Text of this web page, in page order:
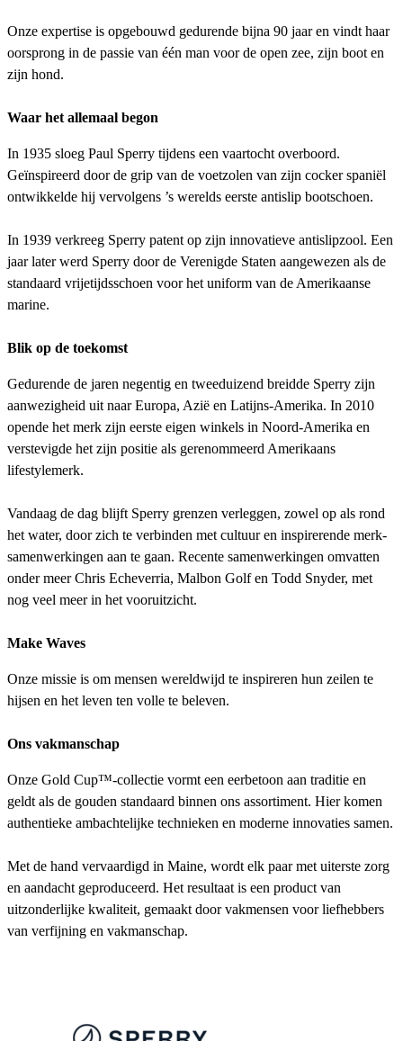
Onze expertise is opgebouwd gedurende bijna 90 jaar en vindt haar
oorsprong in de passie van één man voor de open zee, zijn boot en
zijn hond.
Waar het allemaal begon
In 1935 sloeg Paul Sperry tijdens een vaartocht overboord.
Geïnspireerd door de grip van de voetzolen van zijn cocker spaniël
ontwikkelde hij vervolgens ’s werelds eerste antislip bootschoen.
In 1939 verkreeg Sperry patent op zijn innovatieve antislipzool. Een
jaar later werd Sperry door de Verenigde Staten aangewezen als de
standaard vrijetijdsschoen voor het uniform van de Amerikaanse
marine.
Blik op de toekomst
Gedurende de jaren negentig en tweeduizend breidde Sperry zijn
aanwezigheid uit naar Europa, Azië en Latijns-Amerika. In 2010
opende het merk zijn eerste eigen winkels in Noord-Amerika en
verstevigde het zijn positie als gerenommeerd Amerikaans
lifestylemerk.
Vandaag de dag blijft Sperry grenzen verleggen, zowel op als rond
het water, door zich te verbinden met cultuur en inspirerende merk­
samenwerkingen aan te gaan. Recente samenwerkingen omvatten
onder meer Chris Echeverria, Malbon Golf en Todd Snyder, met
nog veel meer in het vooruitzicht.
Make Waves
Onze missie is om mensen wereldwijd te inspireren hun zeilen te
hijsen en het leven ten volle te beleven.
Ons vakmanschap
Onze Gold Cup™-collectie vormt een eerbetoon aan traditie en
geldt als de gouden standaard binnen ons assortiment. Hier komen
authentieke ambachtelijke technieken en moderne innovaties samen.
Met de hand vervaardigd in Maine, wordt elk paar met uiterste zorg
en aandacht geproduceerd. Het resultaat is een product van
uitzonderlijke kwaliteit, gemaakt door vakmensen voor liefhebbers
van verfijning en vakmanschap.